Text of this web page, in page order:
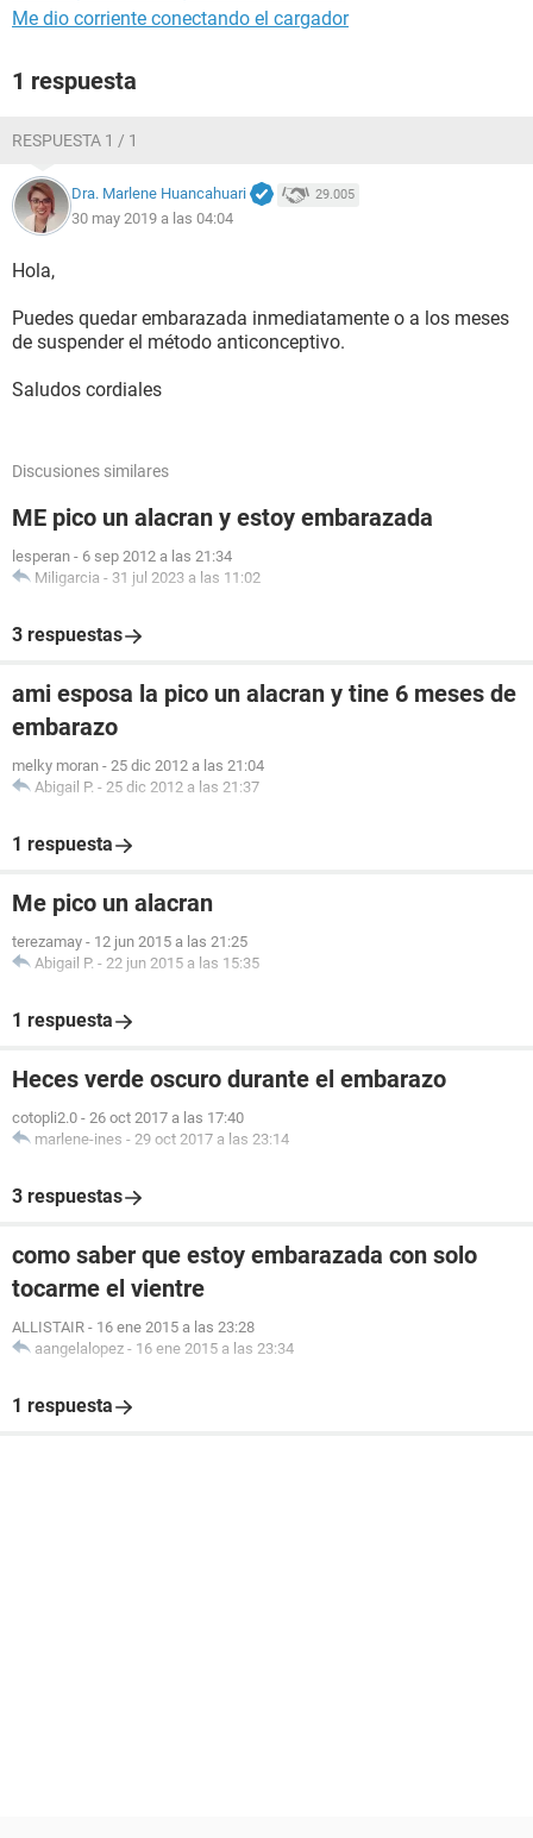
Me dio corriente conectando el cargador
1 respuesta
RESPUESTA 1 / 1
Dra. Marlene Huancahuari 29.005
30 may 2019 a las 04:04
Hola,
Puedes quedar embarazada inmediatamente o a los meses
de suspender el método anticonceptivo.
Saludos cordiales
Discusiones similares
ME pico un alacran y estoy embarazada
lesperan - 6 sep 2012 a las 21:34
Miligarcia - 31 jul 2023 a las 11:02
3 respuestas
ami esposa la pico un alacran y tine 6 meses de
embarazo
melky moran - 25 dic 2012 a las 21:04
Abigail P. - 25 dic 2012 a las 21:37
1 respuesta
Me pico un alacran
terezamay - 12 jun 2015 a las 21:25
Abigail P. - 22 jun 2015 a las 15:35
1 respuesta
Heces verde oscuro durante el embarazo
cotopli2.0 - 26 oct 2017 a las 17:40
marlene-ines - 29 oct 2017 a las 23:14
3 respuestas
como saber que estoy embarazada con solo
tocarme el vientre
ALLISTAIR - 16 ene 2015 a las 23:28
aangelalopez - 16 ene 2015 a las 23:34
1 respuesta